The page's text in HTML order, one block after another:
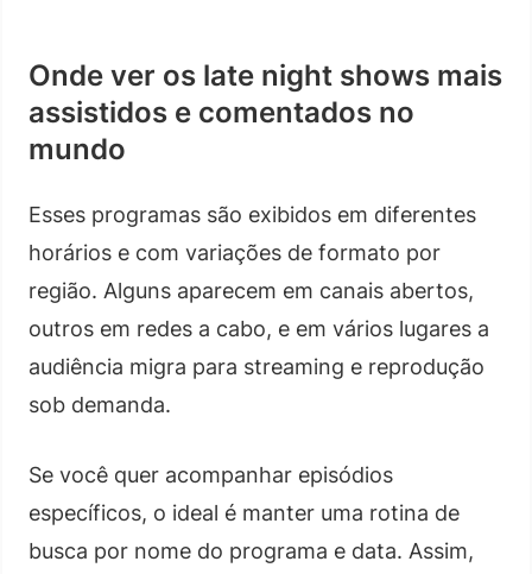
Onde ver os late night shows mais
assistidos e comentados no
mundo
Esses programas são exibidos em diferentes
horários e com variações de formato por
região. Alguns aparecem em canais abertos,
outros em redes a cabo, e em vários lugares a
audiência migra para streaming e reprodução
sob demanda.
Se você quer acompanhar episódios
específicos, o ideal é manter uma rotina de
busca por nome do programa e data. Assim,